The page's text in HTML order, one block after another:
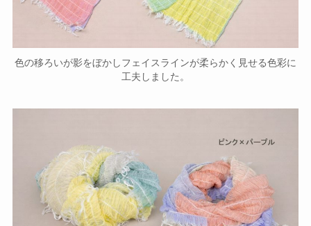
色の移ろいが影をぼかしフェイスラインが柔らかく見せる色彩に
工夫しました。